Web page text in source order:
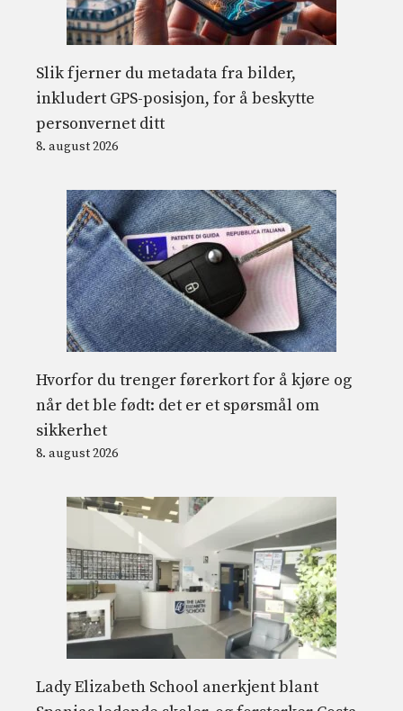
Slik fjerner du metadata fra bilder,
inkludert GPS-posisjon, for å beskytte
personvernet ditt
8. august 2026
Hvorfor du trenger førerkort for å kjøre og
når det ble født: det er et spørsmål om
sikkerhet
8. august 2026
Lady Elizabeth School anerkjent blant